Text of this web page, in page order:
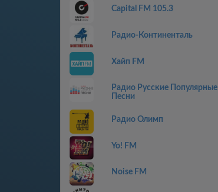
Capital FM 105.3
Радио-Континенталь
Хайп FM
Радио Русские Популярные
Песни
Радио Олимп
Yo! FM
Noise FM